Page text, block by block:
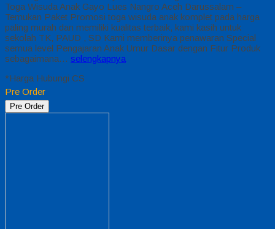
Toga Wisuda Anak Gayo Lues Nangro Aceh Darussalam –
Temukan Paket Promosi toga wisuda anak komplet pada harga
paling murah dan memiliki kualitas terbaik, kami kasih untuk
sekolah TK, PAUD , SD Kami memberinya penawaran Special
semua level Pengajaran Anak Umur Dasar dengan Fitur Produk
sebagaimana… selengkapnya
*Harga Hubungi CS
Pre Order
Pre Order